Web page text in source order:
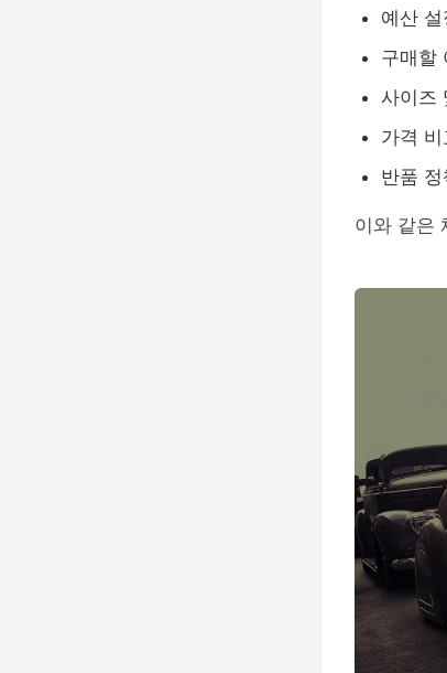
예산 설
구매할
사이즈
가격 비
반품 정
이와 같은